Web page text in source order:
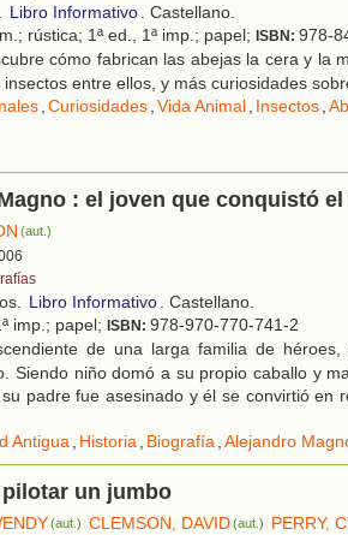
Libro Informativo
. Castellano.
rústica; 1ª ed., 1ª imp.; papel; ISBN: 978-
cómo fabrican las abejas la cera y la
entre ellos, y más curiosidades
Curiosidades Vida Animal Insectos
: el joven que conquistó
(aut.)
Libro Informativo. Castellano.
imp.; papel; ISBN: 978-970-770-741-2
de una larga familia de
Siendo niño domó a su propio caballo y
padre fue asesinado y él se convirtió en
Antigua, Historia, Biografía,Alejandro
un jumbo
(aut.) CLEMSON, DAVID(aut.) PERRY,